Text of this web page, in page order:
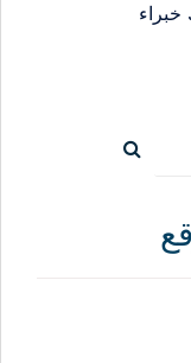
خبراء